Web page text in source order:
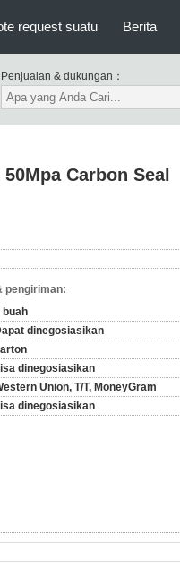
request suatu Berita
Penjualan & dukungan：
Carbon Seal
pengiriman:
buah
dinegosiasikan
dinegosiasikan
Union, T/T, MoneyGram
dinegosiasikan